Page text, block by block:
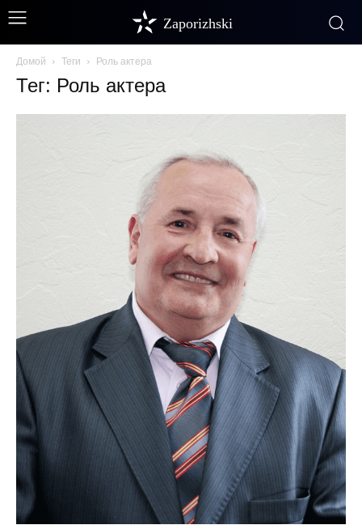
Zaporizhski
Домой Теги Роль актера
Тег: Роль актера